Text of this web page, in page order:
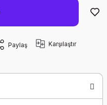
Paylaş Karşılaştır